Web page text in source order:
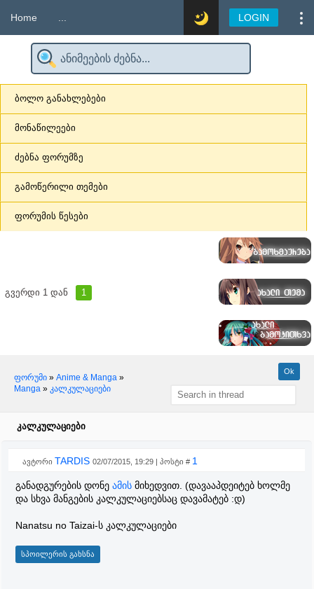
Home LOGIN
ბოლო განახლებები
მონაწილეები
ძებნა ფორუმზე
გამოწერილი თემები
ფორუმის წესები
გვერდი 1 დან 1
ფორუმი » Anime & Manga »
Manga » კალკულაციები
კალკულაციები
ავტორი TARDIS 02/07/2015, 19:29 | პოსტი # 1
განადგურების დონე ამის მიხედვით. (დავააპდეიტებ ხოლმე
და სხვა მანგების კალკულაციებსაც დავამატებ :დ)
Nanatsu no Taizai-ს კალკულაციები